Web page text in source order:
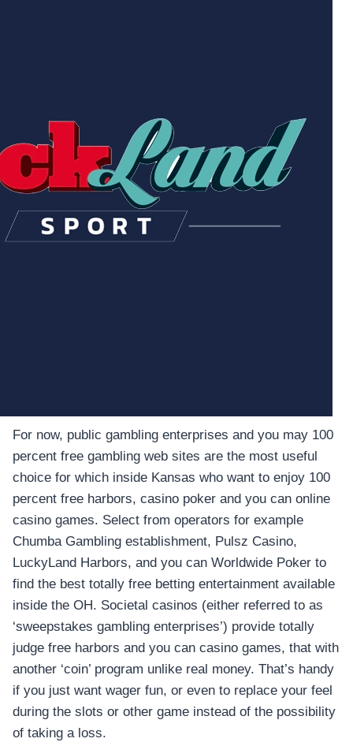
โทรทัศน์
สินค้าตามแบรนด์
For now, public gambling enterprises and you may 100
percent free gambling web sites are the most useful
choice for which inside Kansas who want to enjoy 100
percent free harbors, casino poker and you can online
casino games. Select from operators for example
Chumba Gambling establishment, Pulsz Casino,
LuckyLand Harbors, and you can Worldwide Poker to
find the best totally free betting entertainment available
inside the OH. Societal casinos (either referred to as
‘sweepstakes gambling enterprises’) provide totally
judge free harbors and you can casino games, that with
another ‘coin’ program unlike real money. That’s handy
if you just want wager fun, or even to replace your feel
during the slots or other game instead of the possibility
of taking a loss.